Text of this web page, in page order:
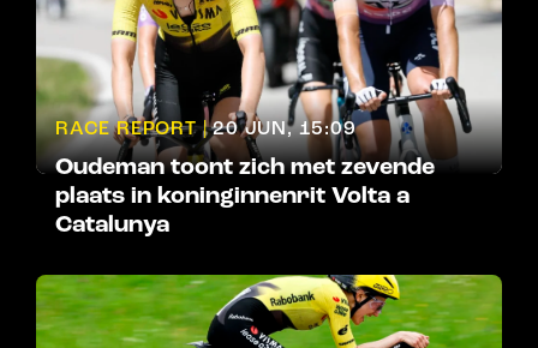
RACE REPORT | 20 JUN, 15:09
Oudeman toont zich met zevende
plaats in koninginnenrit Volta a
Catalunya